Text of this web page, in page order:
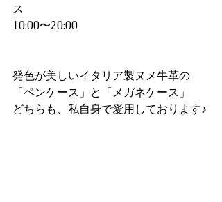
ス
10:00〜20:00
発色が美しいイタリア製ヌメ牛革の
「ペンケース」と「メガネケース」
どちらも、私自身で愛用しております♪